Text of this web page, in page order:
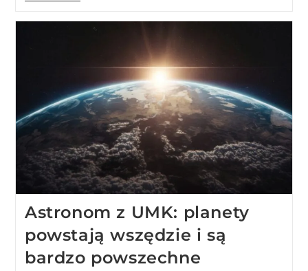
Astronom z UMK: planety
powstają wszędzie i są
bardzo powszechne